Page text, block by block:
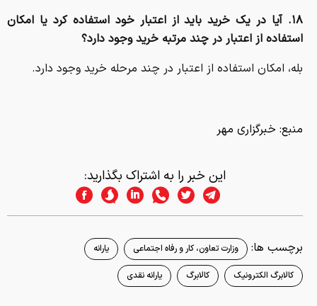
۱۸. آیا در یک خرید باید از اعتبار خود استفاده کرد یا امکان
استفاده از اعتبار در چند مرتبه خرید وجود دارد؟
بله، امکان استفاده از اعتبار در چند مرحله خرید وجود دارد.
منبع: خبرگزاری مهر
این خبر را به اشتراک بگذارید:
برچسب ها: وزارت تعاون، کار و رفاه اجتماعی یارانه
کالابرگ الکترونیک کالابرگ یارانه نقدی